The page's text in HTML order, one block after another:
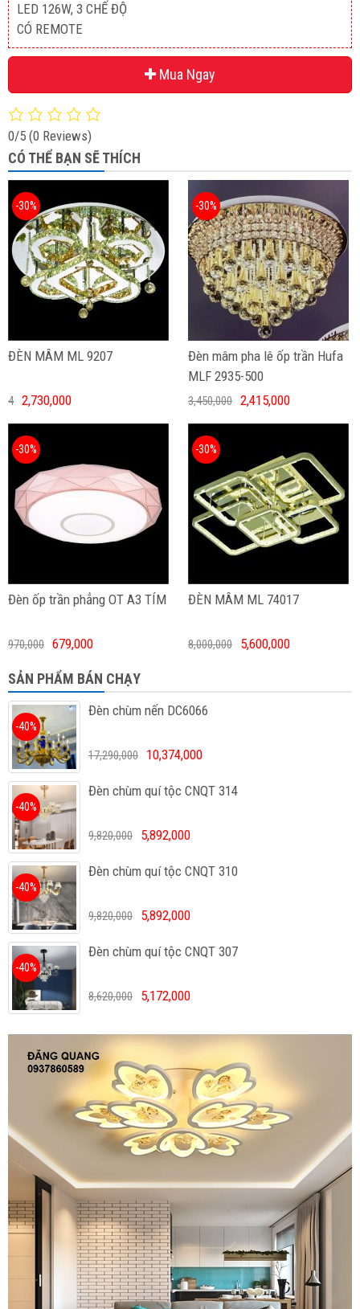
LED 126W, 3 CHẾ ĐỘ
CÓ REMOTE
Mua Ngay
0/5 (0 Reviews)
CÓ THỂ BẠN SẼ THÍCH
ĐÈN MÂM ML 9207
-30%
4 2,730,000
Đèn mâm pha lê ốp trần Hufa
MLF 2935-500
-30%
3,450,000 2,415,000
Đèn ốp trần phẳng OT A3 TÍM
-30%
970,000 679,000
ĐÈN MÂM ML 74017
-30%
8,000,000 5,600,000
SẢN PHẨM BÁN CHẠY
Đèn chùm nến DC6066
-40%
17,290,000 10,374,000
Đèn chùm quí tộc CNQT 314
-40%
9,820,000 5,892,000
Đèn chùm quí tộc CNQT 310
-40%
9,820,000 5,892,000
Đèn chùm quí tộc CNQT 307
-40%
8,620,000 5,172,000